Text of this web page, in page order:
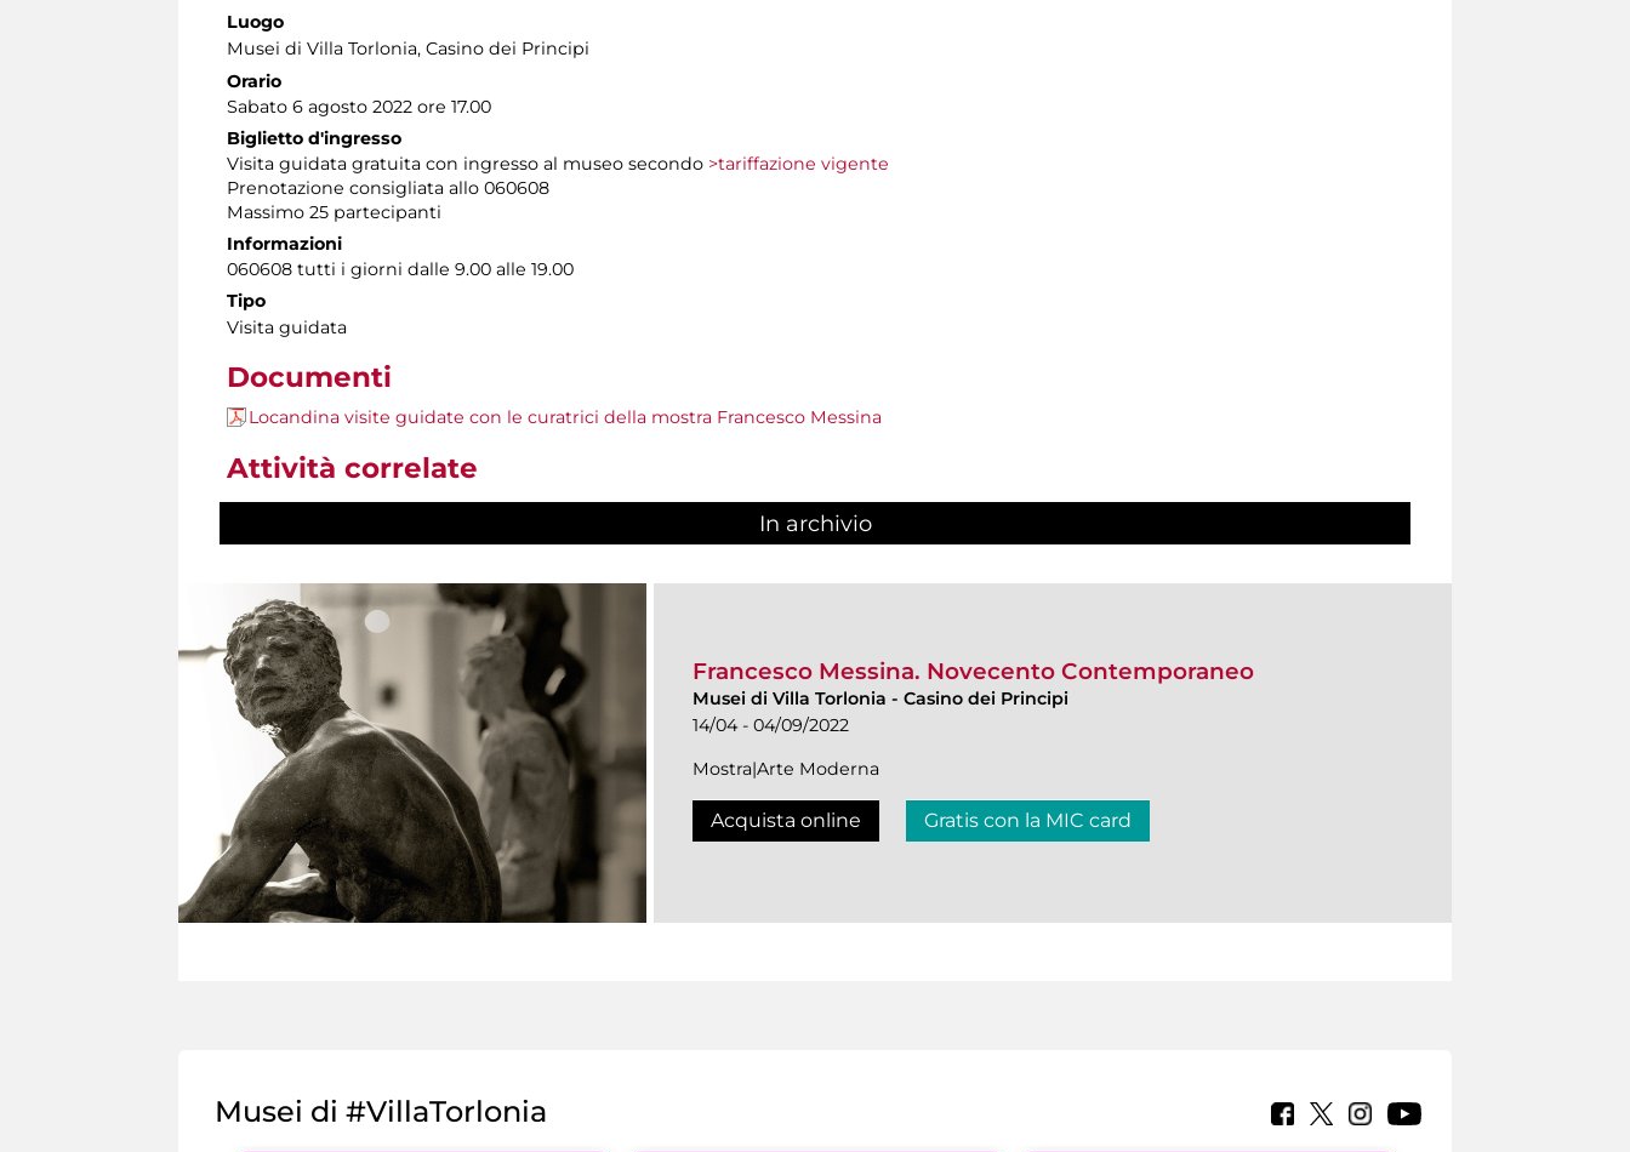
Luogo
Musei di Villa Torlonia, Casino dei Principi
Orario
Sabato 6 agosto 2022 ore 17.00
Biglietto d'ingresso
Visita guidata gratuita con ingresso al museo secondo >tariffazione vigente
Prenotazione consigliata allo 060608
Massimo 25 partecipanti
Informazioni
060608 tutti i giorni dalle 9.00 alle 19.00
Tipo
Visita guidata
Documenti
Locandina visite guidate con le curatrici della mostra Francesco Messina
Attività correlate
In archivio
Francesco Messina. Novecento Contemporaneo
Musei di Villa Torlonia - Casino dei Principi
14/04 - 04/09/2022
Mostra|Arte Moderna
Acquista online Gratis con la MIC card
Musei di #VillaTorlonia